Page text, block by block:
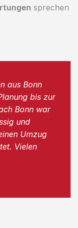
sprechen
aus Bonn
bis zur
Bonn war
und
Umzug
Vielen